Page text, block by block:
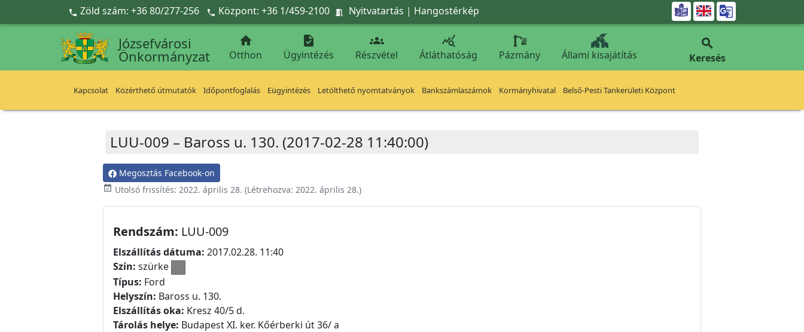
Ugrás a fő tartalomra
 Zöld szám: +36 80/277-256  Központ: +36 1/459-2100  Nyitvatartás | Hangostérkép 
Józsefvárosi
Önkormányzat

Otthon

Ügyintézés

Részvétel

Átláthatóság Pázmány Állami kisajátítás

Keresés
Kapcsolat Közérthető útmutatók Időpontfoglalás Eügyintézés Letölthető nyomtatványok Bankszámlaszámok Kormányhivatal Belső-Pesti Tankerületi Központ
LUU-009 – Baross u. 130. (2017-02-28 11:40:00)
Megosztás Facebook-on
event_available Utolsó frissítés: 2022. április 28. (Létrehozva: 2022. április 28.)
Rendszám: LUU-009
Elszállítás dátuma: 2017.02.28. 11:40
Szín: szürke
Típus: Ford
Helyszín: Baross u. 130.
Elszállítás oka: Kresz 40/5 d.
Tárolás helye: Budapest XI. ker. Kőérberki út 36/ a